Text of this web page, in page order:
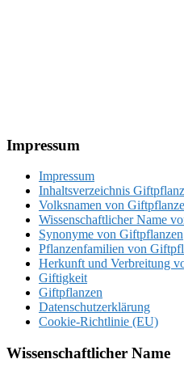
Footer
Impressum
Impressum
Inhaltsverzeichnis
Volksnamen von
Wissenschaftlicher Name
Synonyme von Giftpflanzen
Pflanzenfamilien von
Herkunft und Verbreitung
Giftigkeit
Giftpflanzen
Datenschutzerklärung
Cookie-Richtlinie (EU)
Wissenschaftlicher Name